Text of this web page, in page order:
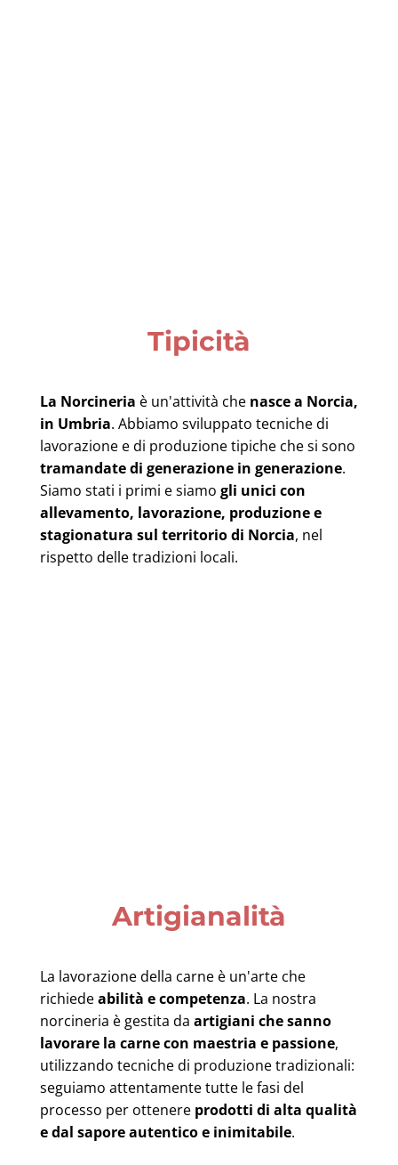
Tipicità
La Norcineria è un'attività chenasce a Norcia,
in Umbria. Abbiamo sviluppato tecniche di
lavorazione e di produzione tipiche che si sono
tramandate di generazione in generazione.
Siamo stati i primi e siamo gli unici con
allevamento, lavorazione, produzione e
stagionatura sul territorio di Norcia, nel
rispetto delle tradizioni locali.
Artigianalità
La lavorazione della carne è un'arte che
richiedeabilità e competenza. La nostra
norcineria è gestita da artigiani che sanno
lavorare la carne con maestria e passione,
utilizzando tecniche di produzione tradizionali:
seguiamo attentamente tutte le fasi del
processo per ottenere prodotti di alta qualità
e dal sapore autentico e inimitabile.